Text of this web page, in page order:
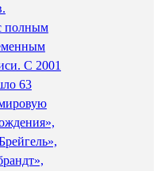
полным
С 2001
63